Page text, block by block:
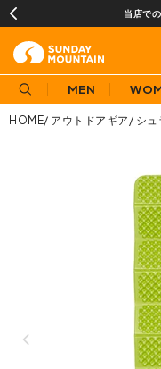
当店で
MEN
HOME アウトドアギア シ